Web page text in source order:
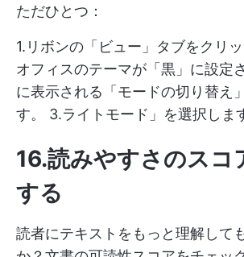
ただひとつ：
1.リボンの「ビュー」タブをクリ
オフィスのテーマが「黒」に設定
に表示される「モードの切り替え
す。 3.ライトモード」を選択しま
16.読みやすさのスコ
する
読者にテキストをもっと理解して